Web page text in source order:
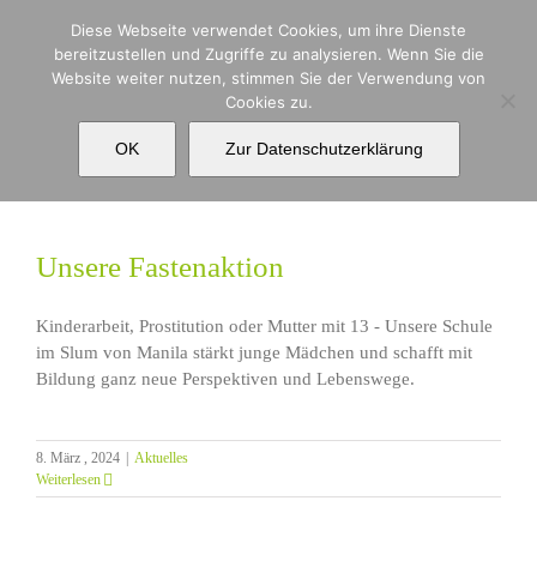
springen
Unsere Fastenaktion
Kinderarbeit, Prostitution oder Mutter mit 13 - Unsere Schule
im Slum von Manila stärkt junge Mädchen und schafft mit
Bildung ganz neue Perspektiven und Lebenswege.
8. März , 2024
Aktuelles
Weiterlesen
Diese Webseite verwendet Cookies, um ihre Dienste
bereitzustellen und Zugriffe zu analysieren. Wenn Sie die
Website weiter nutzen, stimmen Sie der Verwendung von
Cookies zu.
OK Zur Datenschutzerklärung